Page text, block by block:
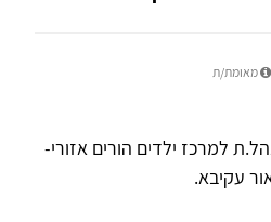
מאומת/ת
למרכז ילדים הורים אזורי-
עקיבא.